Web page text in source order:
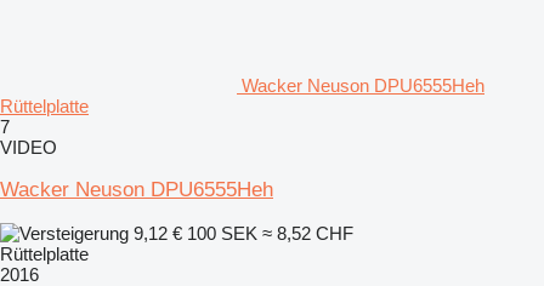
Wacker Neuson DPU6555Heh
Rüttelplatte
7
VIDEO
Wacker Neuson DPU6555Heh
9,12 € 100 SEK ≈ 8,52 CHF
Rüttelplatte
2016